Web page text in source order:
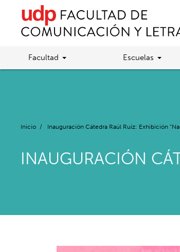
Facultad Escuelas
Inicio / Inauguración Cátedra Raúl Ruiz: Exhibición
INAUGURACIÓN